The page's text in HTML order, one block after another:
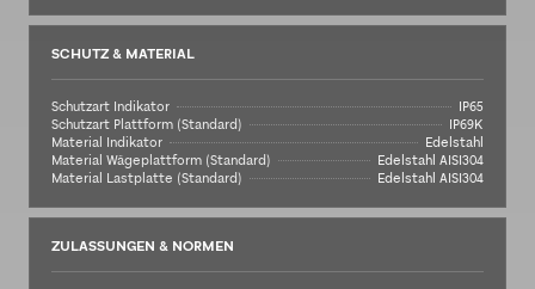
SCHUTZ & MATERIAL
Schutzart Indikator
IP65
Schutzart Plattform (Standard)
IP69K
Material Indikator
Edelstahl
Material Wägeplattform (Standard)
Edelstahl AISI304
Material Lastplatte (Standard)
Edelstahl AISI304
ZULASSUNGEN & NORMEN